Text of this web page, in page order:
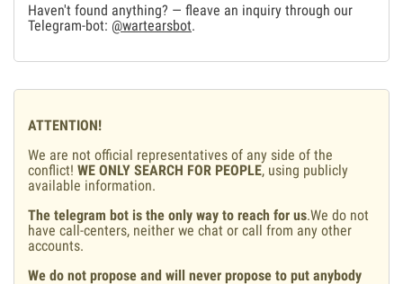
Haven't found anything? — fleave an inquiry through our
Telegram-bot: @wartearsbot.
ATTENTION!
We are not official representatives of any side of the
conflict! WE ONLY SEARCH FOR PEOPLE, using publicly
available information.
The telegram bot is the only way to reach for us.We do not
have call-centers, neither we chat or call from any other
accounts.
We do not propose and will never propose to put anybody